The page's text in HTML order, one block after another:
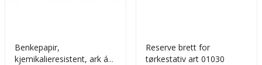
Benkepapir,
kjemikalieresistent, ark á
Reserve brett for
tørkestativ art 01030